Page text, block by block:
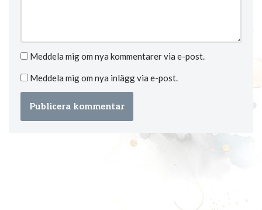
Meddela mig om nya kommentarer via e-post.
Meddela mig om nya inlägg via e-post.